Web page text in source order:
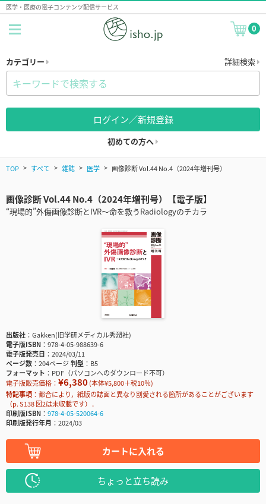
医学・医療の電子コンテンツ配信サービス
0
カテゴリー 詳細検索
ログイン／新規登録
初めての方へ
TOP すべて 雑誌 医学 画像診断 Vol.44 No.4（2024年増刊号）
画像診断 Vol.44 No.4（2024年増刊号）【電子版】
“現場的”外傷画像診断とIVR～命を救うRadiologyのチカラ
出版社
Gakken(旧学研メディカル秀潤社)
電子版ISBN
978-4-05-988639-6
電子版発売日
2024/03/11
ページ数
204ページ判型
B5
フォーマット
PDF（パソコンへのダウンロード不可）
電子版販売価格： ¥6,380(本体¥5,800＋税10％)
特記事項
都合により，紙版の誌面と異なり割愛される箇所があることがございます
（p. S138 図2は未収載です）．
印刷版ISBN
978-4-05-520064-6
印刷版発行年月
2024/03
カートに入れる
ちょっと立ち読み